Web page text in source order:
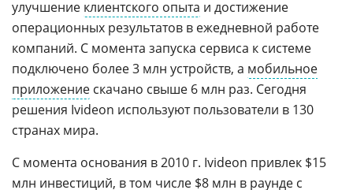
улучшение клиентского опыта и достижение
операционных результатов в ежедневной работе
компаний. С момента запуска сервиса к системе
подключено более 3 млн устройств, а мобильное
приложение скачано свыше 6 млн раз. Сегодня
решения Ivideon используют пользователи в 130
странах мира.
С момента основания в 2010 г. Ivideon привлек $15
млн инвестиций, в том числе $8 млн в раунде с